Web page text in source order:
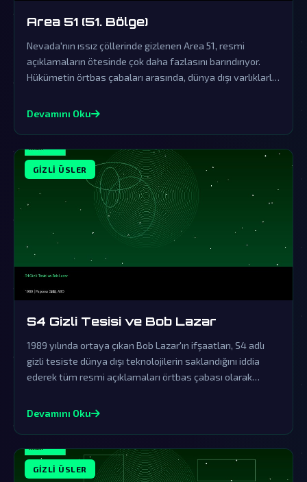
Area 51 (51. Bölge)
Nevada'nın ıssız çöllerinde gizlenen Area 51, resmi
açıklamaların ötesinde çok daha fazlasını barındırıyor.
Hükümetin örtbas çabaları arasında, dünya dışı varlıklarla
Devamını Oku
GIZLI ÜSLER
S4 Gizli Tesisi ve Bob Lazar
1989 yılında ortaya çıkan Bob Lazar'ın ifşaatları, S4 adlı
gizli tesiste dünya dışı teknolojilerin saklandığını iddia
ederek tüm resmi açıklamaları örtbas çabası olarak
en önemli dayanaklarından biri haline geldi.
Devamını Oku
GIZLI ÜSLER